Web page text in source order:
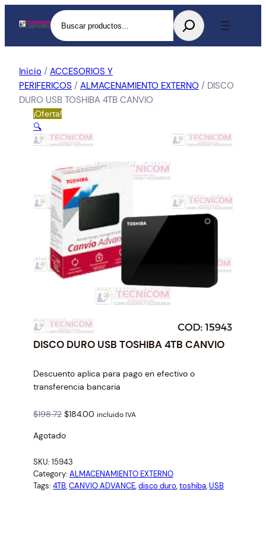
Buscar
Inicio / ACCESORIOS Y
PERIFERICOS / ALMACENAMIENTO EXTERNO / DISCO
DURO USB TOSHIBA 4TB CANVIO
¡Oferta!
🔍
DISCO DURO USB TOSHIBA 4TB CANVIO
Descuento aplica para pago en efectivo o
transferencia bancaria
$198.72 O
i
i
n
a
$184.00 C
n
t
incluido IVA
Agotado
SKU: 15943
Category: ALMACENAMIENTO EXTERNO
Tags: 4TB, CANVIO ADVANCE, disco duro, toshiba, USB